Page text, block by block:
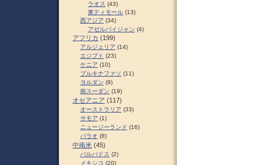
ラオス (43)
東ティモール (13)
西アジア (34)
アゼルバイジャン (4)
アフリカ (199)
アルジェリア (14)
エジプト (23)
ケニア (10)
ブルキナファソ (11)
ヨルダン (9)
南スーダン (19)
オセアニア (117)
オーストラリア (33)
サモア (1)
ニュージーランド (16)
パラオ (8)
中南米 (45)
バルバドス (2)
メキシコ (20)